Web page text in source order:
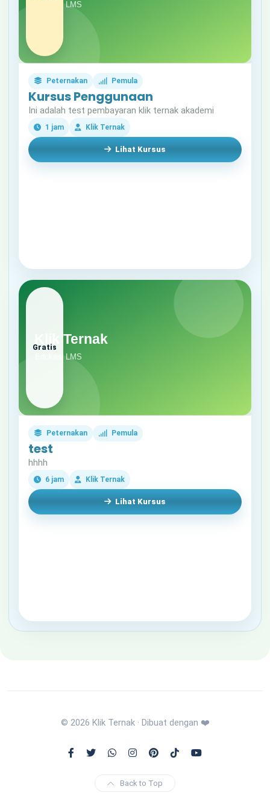
Peternakan Pemula
Kursus Penggunaan
Ini adalah test pembayaran klik ternak akademi
1 jam Klik Ternak
Lihat Kursus
Gratis
Peternakan Pemula
test
hhhh
6 jam Klik Ternak
Lihat Kursus
© 2026 Klik Ternak · Dibuat dengan ❤️
Back to Top